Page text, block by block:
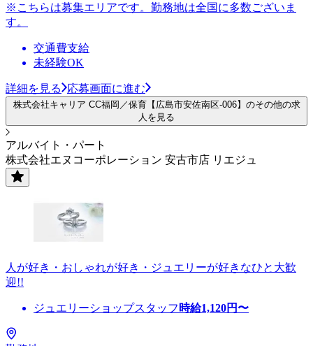
※こちらは募集エリアです。勤務地は全国に多数ございま
す。
交通費支給
未経験OK
詳細を見る 応募画面に進む
株式会社キャリア CC福岡／保育【広島市安佐南区-006】のその他の求
人を見る
アルバイト・パート
株式会社エヌコーポレーション 安古市店 リエジュ
人が好き・おしゃれが好き・ジュエリーが好きなひと大歓
迎!!
ジュエリーショップスタッフ 時給1,120円〜